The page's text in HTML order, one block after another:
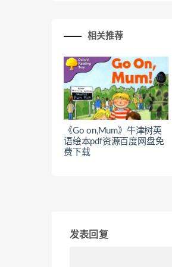
相关推荐
《Go on,Mum》牛津树英
语绘本pdf资源百度网盘免
费下载
发表回复